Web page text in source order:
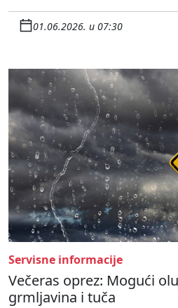
01.06.2026. u 07:30
Servisne informacije
Večeras oprez: Mogući
grmljavina i tuča